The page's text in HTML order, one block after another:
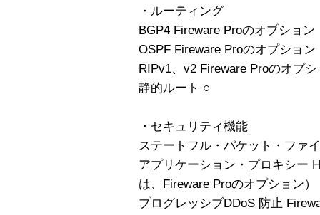
・ルーティング
BGP4 Fireware Proのオプション
OSPF Fireware Proのオプション
RIPv1、v2 Fireware Proのオプシ
静的ルート ○
・セキュリティ機能
ステートフル・パケット・ファ
アプリケーション・プロキシー
は、Fireware Proのオプション
プログレッシブDDoS 防止